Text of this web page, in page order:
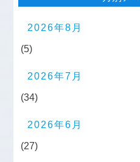
2026年8月
(5)
2026年7月
(34)
2026年6月
(27)